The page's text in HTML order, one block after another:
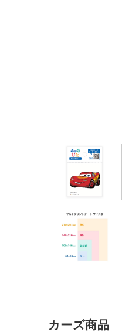
カーズ商品